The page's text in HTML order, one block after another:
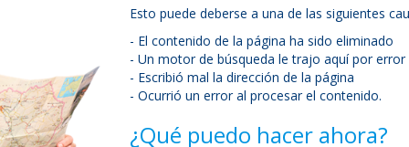
Esto puede deberse a una de las siguientes
- El contenido de la página ha sido eliminado
- Un motor de búsqueda le trajo aquí por error
- Escribió mal la dirección de la página
- Ocurrió un error al procesar el contenido.
¿Qué puedo hacer ahora?